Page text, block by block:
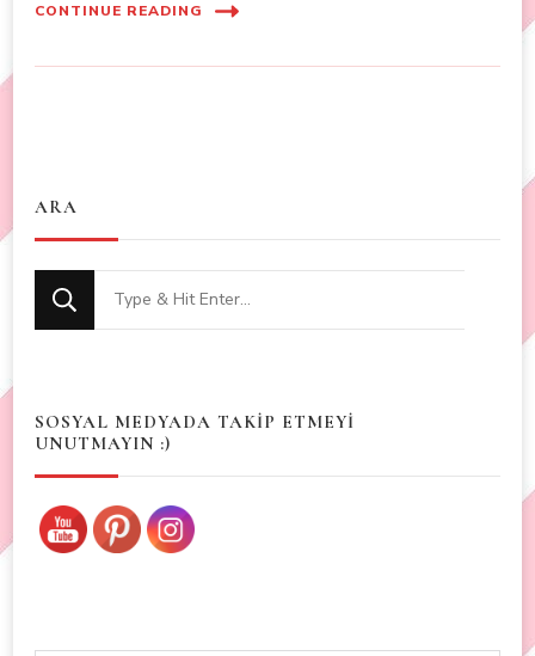
CONTINUE READING
ARA
Looking
for
SOSYAL MEDYADA TAKİP ETMEYİ
UNUTMAYIN :)